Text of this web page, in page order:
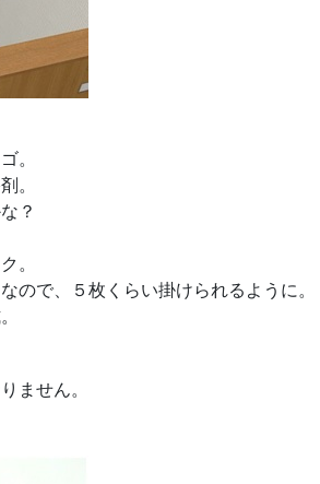
。
。
？
。
ので、５枚くらい掛けられるように。
ません。